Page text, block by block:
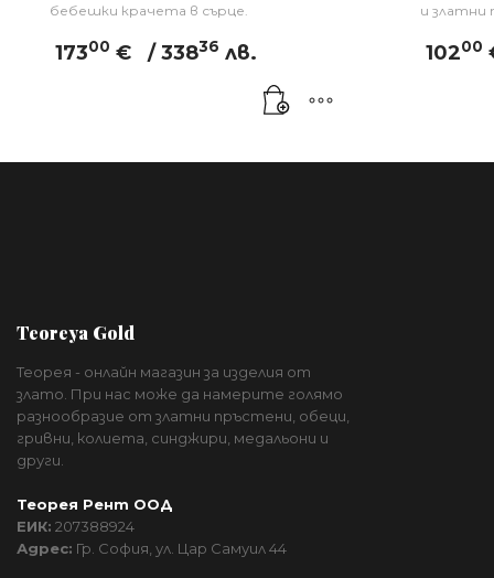
бебешки крачета в сърце.
17300 € / 33836 лв.
и
10200
Teoreya Gold
Теорея - онлайн магазин за изделия от
злато. При нас може да намерите голямо
разнообразие от златни пръстени, обеци,
гривни, колиета, синджири, медальони и
други.
Теорея Рент ООД
ЕИК: 207388924
Адрес: Гр. София, ул. Цар Самуил 44